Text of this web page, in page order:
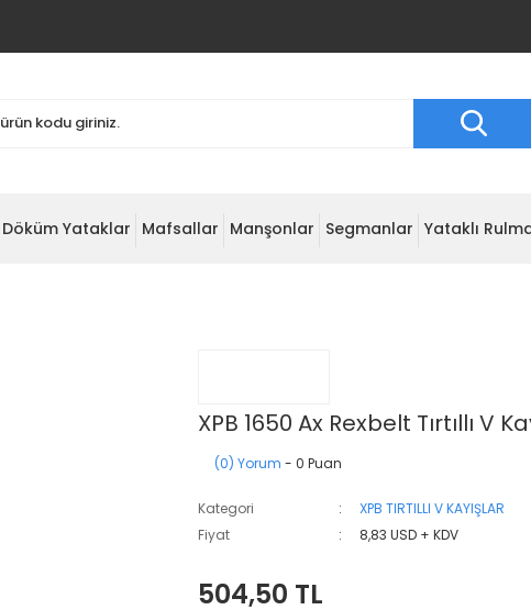
Döküm Yataklar Mafsallar Manşonlar Segmanlar Yataklı
XPB 1650 Ax Rexbelt Tırtıllı V
(0) Yorum - 0 Puan
Kategori
XPB TIRTILLI V KAYIŞLAR
Fiyat
8,83 USD + KDV
504,50 TL